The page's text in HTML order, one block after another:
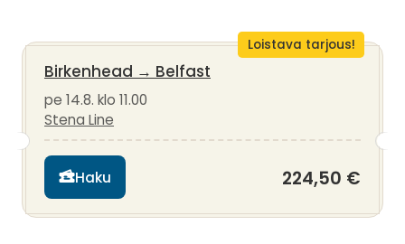
Loistava tarjous!
Birkenhead → Belfast
pe 14.8. klo 11.00
Stena Line
Haku 224,50 €